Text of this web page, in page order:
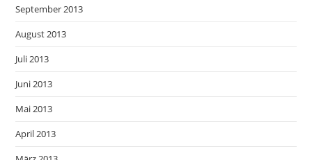
September 2013
August 2013
Juli 2013
Juni 2013
Mai 2013
April 2013